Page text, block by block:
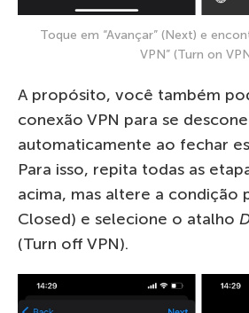
Toque em “Avançar” (Next) e
VPN” (Turn on
A propósito, você também
conexão VPN para se
automaticamente ao fechar
Para isso, repita todas as
acima, mas altere a condição
Closed) e selecione o atalho
(Turn off VPN).